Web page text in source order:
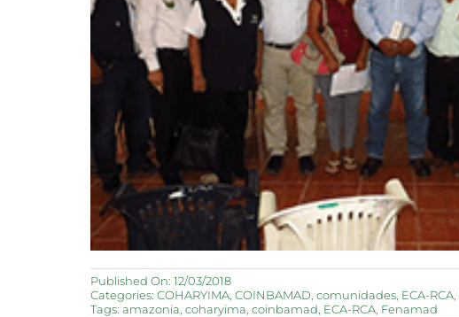
Published On: 12/03/2018
Categories:COHARYIMA ,COINBAMAD ,comunidades ECA-RCA
Tags:amazonia ,coharyima ,coinbamad ECA-RCA Fenamad